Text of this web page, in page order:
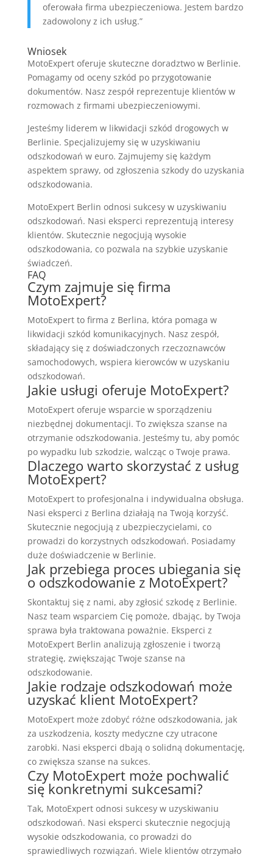
oferowała firma ubezpieczeniowa. Jestem bardzo
zadowolony z ich usług.”
Wniosek
MotoExpert oferuje skuteczne doradztwo w Berlinie.
Pomagamy od oceny szkód po przygotowanie
dokumentów. Nasz zespół reprezentuje klientów w
rozmowach z firmami ubezpieczeniowymi.
Jesteśmy liderem w likwidacji szkód drogowych w
Berlinie. Specjalizujemy się w uzyskiwaniu
odszkodowań w euro. Zajmujemy się każdym
aspektem sprawy, od zgłoszenia szkody do uzyskania
odszkodowania.
MotoExpert Berlin odnosi sukcesy w uzyskiwaniu
odszkodowań. Nasi eksperci reprezentują interesy
klientów. Skutecznie negocjują wysokie
odszkodowania, co pozwala na szybkie uzyskanie
świadczeń.
FAQ
Czym zajmuje się firma
MotoExpert?
MotoExpert to firma z Berlina, która pomaga w
likwidacji szkód komunikacyjnych. Nasz zespół,
składający się z doświadczonych rzeczoznawców
samochodowych, wspiera kierowców w uzyskaniu
odszkodowań.
Jakie usługi oferuje MotoExpert?
MotoExpert oferuje wsparcie w sporządzeniu
niezbędnej dokumentacji. To zwiększa szanse na
otrzymanie odszkodowania. Jesteśmy tu, aby pomóc
po wypadku lub szkodzie, walcząc o Twoje prawa.
Dlaczego warto skorzystać z usług
MotoExpert?
MotoExpert to profesjonalna i indywidualna obsługa.
Nasi eksperci z Berlina działają na Twoją korzyść.
Skutecznie negocjują z ubezpieczycielami, co
prowadzi do korzystnych odszkodowań. Posiadamy
duże doświadczenie w Berlinie.
Jak przebiega proces ubiegania się
o odszkodowanie z MotoExpert?
Skontaktuj się z nami, aby zgłosić szkodę z Berlinie.
Nasz team wsparciem Cię pomoże, dbając, by Twoja
sprawa była traktowana poważnie. Eksperci z
MotoExpert Berlin analizują zgłoszenie i tworzą
strategię, zwiększając Twoje szanse na
odszkodowanie.
Jakie rodzaje odszkodowań może
uzyskać klient MotoExpert?
MotoExpert może zdobyć różne odszkodowania, jak
za uszkodzenia, koszty medyczne czy utracone
zarobki. Nasi eksperci dbają o solidną dokumentację,
co zwiększa szanse na sukces.
Czy MotoExpert może pochwalić
się konkretnymi sukcesami?
Tak, MotoExpert odnosi sukcesy w uzyskiwaniu
odszkodowań. Nasi eksperci skutecznie negocjują
wysokie odszkodowania, co prowadzi do
sprawiedliwych rozwiązań. Wiele klientów otrzymało